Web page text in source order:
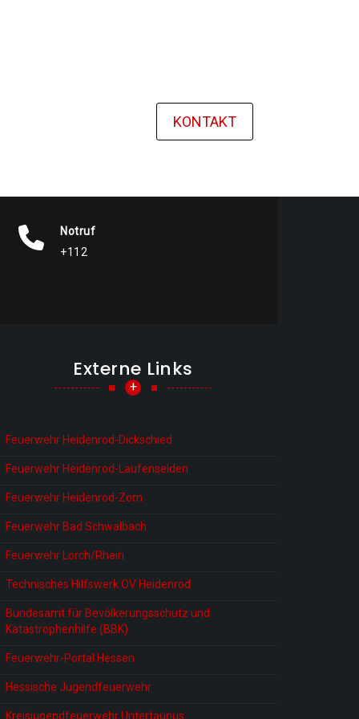
KONTAKT
Notruf
+112
Externe Links
+
Feuerwehr Heidenrod-Dickschied
Feuerwehr Heidenrod-Laufenselden
Feuerwehr Heidenrod-Zorn
Feuerwehr Bad Schwalbach
Feuerwehr Lorch/Rhein
Technisches Hilfswerk OV Heidenrod
Bundesamt für Bevölkerungsschutz und
Katastrophenhilfe (BBK)
Feuerwehr-Portal Hessen
Hessische Jugendfeuerwehr
Kreisjugendfeuerwehr Untertaunus